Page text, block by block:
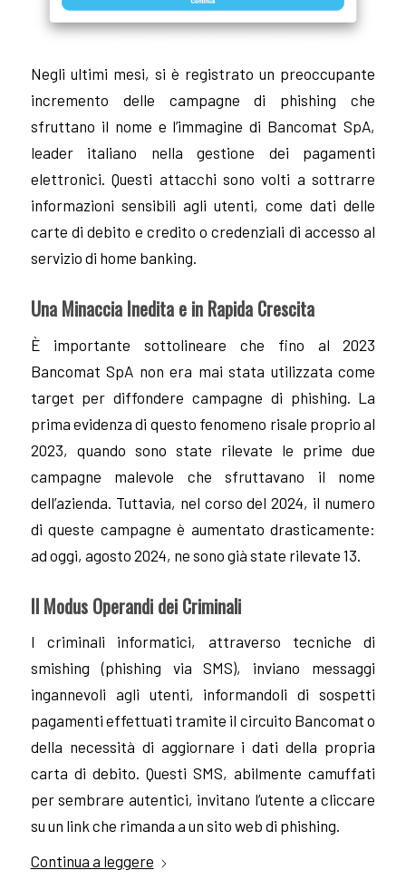
Negli ultimi mesi, si è registrato un preoccupante
incremento delle campagne di phishing che
sfruttano il nome e l’immagine di Bancomat SpA,
leader italiano nella gestione dei pagamenti
elettronici. Questi attacchi sono volti a sottrarre
informazioni sensibili agli utenti, come dati delle
carte di debito e credito o credenziali di accesso al
servizio di home banking.
Una Minaccia Inedita e in Rapida Crescita
È importante sottolineare che fino al 2023
Bancomat SpA non era mai stata utilizzata come
target per diffondere campagne di phishing. La
prima evidenza di questo fenomeno risale proprio al
2023, quando sono state rilevate le prime due
campagne malevole che sfruttavano il nome
dell’azienda. Tuttavia, nel corso del 2024, il numero
di queste campagne è aumentato drasticamente:
ad oggi, agosto 2024, ne sono già state rilevate 13.
Il Modus Operandi dei Criminali
I criminali informatici, attraverso tecniche di
smishing (phishing via SMS), inviano messaggi
ingannevoli agli utenti, informandoli di sospetti
pagamenti effettuati tramite il circuito Bancomat o
della necessità di aggiornare i dati della propria
carta di debito. Questi SMS, abilmente camuffati
per sembrare autentici, invitano l’utente a cliccare
su un link che rimanda a un sito web di phishing.
Continua a leggere